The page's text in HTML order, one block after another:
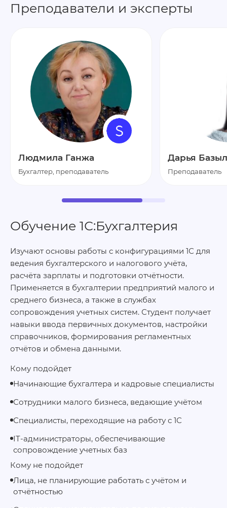
Преподаватели и эксперты
Людмила Ганжа
Бухгалтер, преподаватель
Дарья
Преподаватель
Обучение 1С:Бухгалтерия
Изучают основы работы с конфигурациями 1С для
ведения бухгалтерского и налогового учёта,
расчёта зарплаты и подготовки отчётности.
Применяется в бухгалтерии предприятий малого и
среднего бизнеса, а также в службах
сопровождения учетных систем. Студент получает
навыки ввода первичных документов, настройки
справочников, формирования регламентных
отчётов и обмена данными.
Кому подойдет
Начинающие бухгалтера и кадровые специалисты
Сотрудники малого бизнеса, ведающие учётом
Специалисты, переходящие на работу с 1С
IT-администраторы, обеспечивающие
сопровождение учетных баз
Кому не подойдет
Лица, не планирующие работать с учётом и
отчётностью